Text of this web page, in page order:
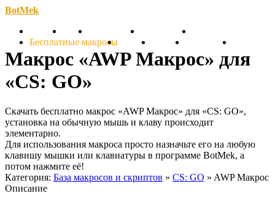
BotMek
Скачать
Обзор Обновления Инструкция
Бесплатные макросы Тарифы Отзывы Поддержка
Макрос «AWP Макрос» для
«CS: GO»
Скачать бесплатно макрос «AWP Макрос» для «CS: GO»,
установка на обычную мышь и клаву происходит
элементарно.
Для использования макроса просто назначьте его на любую
клавишу мышки или клавиатуры в программе BotMek, а
потом нажмите её!
Категория: База макросов и скриптов » CS: GO » AWP Макрос
Описание